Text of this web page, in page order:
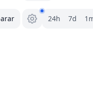
Selector de
24h 7d